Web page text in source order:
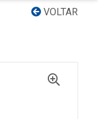
VOLTAR